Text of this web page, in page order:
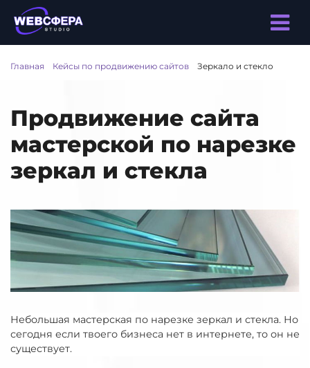
Главная Кейсы по продвижению сайтов Зеркало и стекло
Продвижение сайта
мастерской по нарезке
зеркал и стекла
Небольшая мастерская по нарезке зеркал и стекла. Но
сегодня если твоего бизнеса нет в интернете, то он не
существует.